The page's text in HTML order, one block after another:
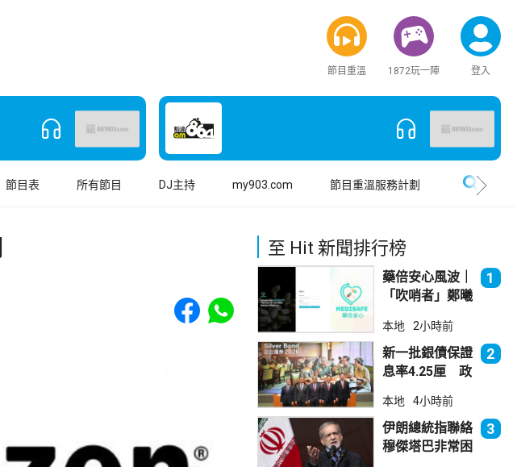
節目重溫 1872玩一陣 登入
節目表 所有節目 DJ主持 my903.com 節目重溫服務計劃
Share to Facebook
Share to WhatsApp
至 Hit 新聞排行榜
藥倍安心風波｜
「吹哨者」鄭曦
進行刑事調查
1
本地 2小時前
新一批銀債保證
息率4.25厘 政
吸引力
2
本地 4小時前
伊朗總統指聯絡
穆傑塔巴非常困
3